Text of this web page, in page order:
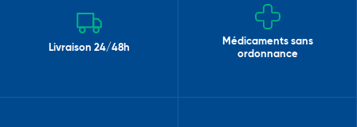
Livraison 24/48h
Médicaments sans
ordonnance